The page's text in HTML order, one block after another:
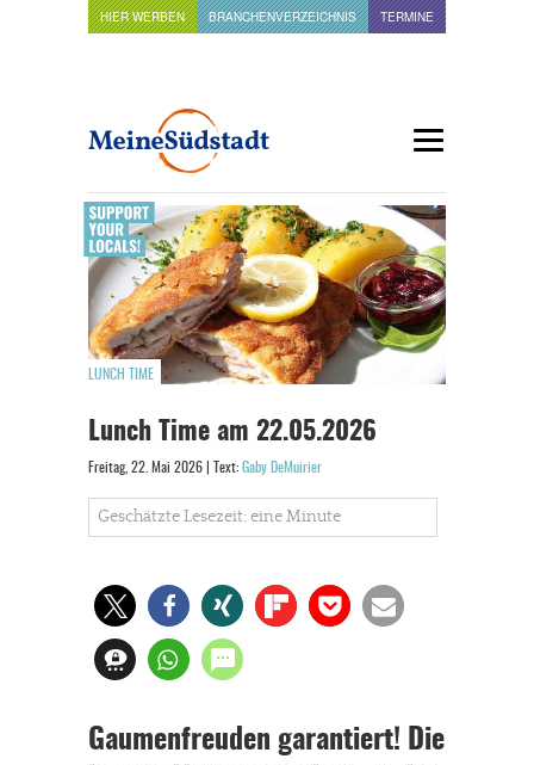
HIER WERBEN BRANCHENVERZEICHNIS TERMINE
LUNCH TIME
Lunch Time am 22.05.2026
Freitag, 22. Mai 2026 | Text: Gaby DeMuirier
Geschätzte Lesezeit: eine Minute
Gaumenfreuden garantiert! Die